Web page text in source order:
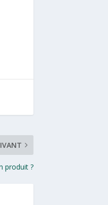
produit ?